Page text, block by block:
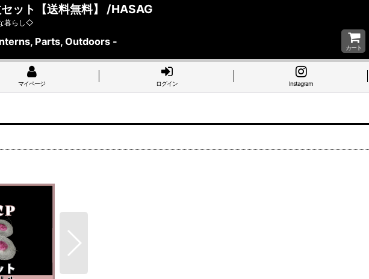
ット【送料無料】 /HASAG
暮らし◇
Parts, Outdoors -
カート
マイページ ログイン Instagram